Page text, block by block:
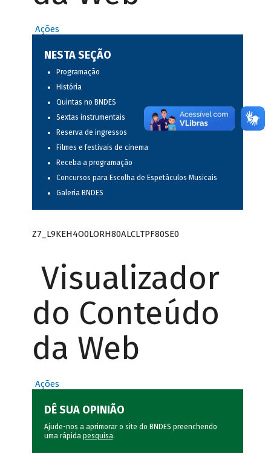
Ações
NESTA SEÇÃO
Programação
História
Quintas no BNDES
Sextas instrumentais
Reserva de ingressos
Filmes e festivais de cinema
Receba a programação
Concursos para Escolha de Espetáculos Musicais
Galeria BNDES
Z7_L9KEH4O0LORH80ALCLTPF80SE0
Visualizador
do Conteúdo
da Web
Ações
DÊ SUA OPINIÃO
Ajude-nos a aprimorar o site do BNDES preenchendo
uma rápida pesquisa.